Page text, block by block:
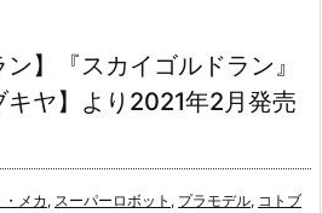
ン】『スカイゴルドラン』
ヤ】より2021年2月発売
メカ , スーパーロボット , プラモデル, コトブ